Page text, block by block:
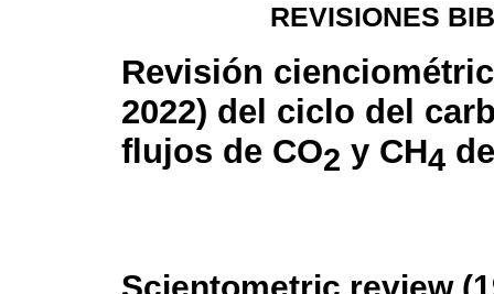
REVISIONES
Revisión
2022) del ciclo del
flujos de CO2 y CH4
Scientometric review